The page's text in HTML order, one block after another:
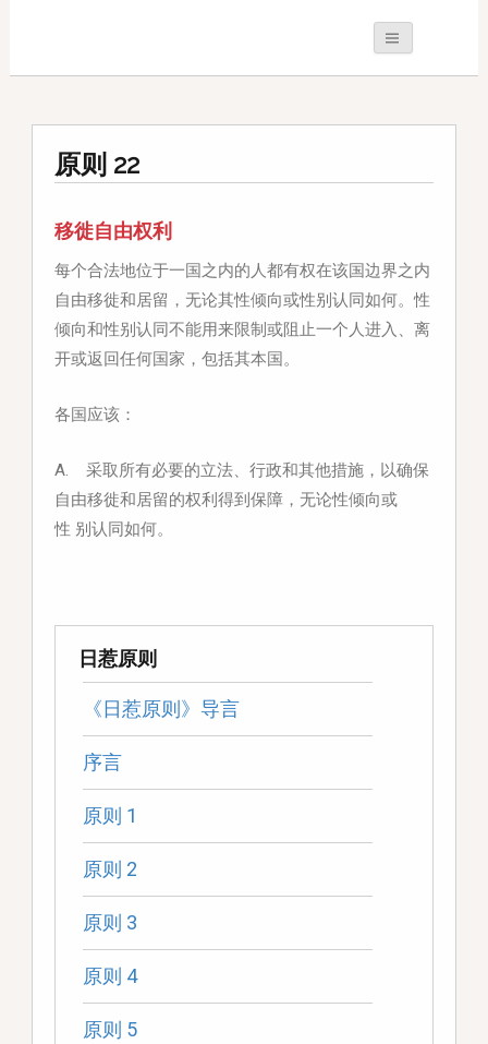
原则 22
移徙自由权利
每个合法地位于一国之内的人都有权在该国边界之内
自由移徙和居留，无论其性倾向或性别认同如何。性
倾向和性别认同不能用来限制或阻止一个人进入、离
开或返回任何国家，包括其本国。
各国应该：
A. 采取所有必要的立法、行政和其他措施，以确保
自由移徙和居留的权利得到保障，无论性倾向或
性 别认同如何。
日惹原则
《日惹原则》导言
序言
原则 1
原则 2
原则 3
原则 4
原则 5